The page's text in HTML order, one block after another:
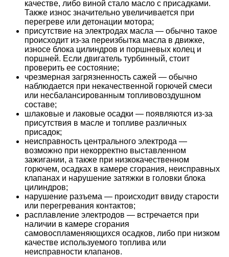
качестве, либо виной стало масло с присадками.
Также износ значительно увеличивается при
перегреве или детонации мотора;
присутствие на электродах масла — обычно такое
происходит из-за переизбытка масла в движке,
износе блока цилиндров и поршневых колец и
поршней. Если двигатель турбинный, стоит
проверить ее состояние;
чрезмерная загрязненность сажей — обычно
наблюдается при некачественной горючей смеси
или несбалансированным топливовоздушном
составе;
шлаковые и лаковые осадки — появляются из-за
присутствия в масле и топливе различных
присадок;
неисправность центрального электрода —
возможно при некорректно выставленном
зажигании, а также при низкокачественном
горючем, осадках в камере сгорания, неисправных
клапанах и нарушение затяжки в головки блока
цилиндров;
нарушение разъема — происходит ввиду старости
или перегревания контактов;
расплавление электродов — встречается при
наличии в камере сгорания
самовоспламеняющихся осадков, либо при низком
качестве используемого топлива или
неисправности клапанов.